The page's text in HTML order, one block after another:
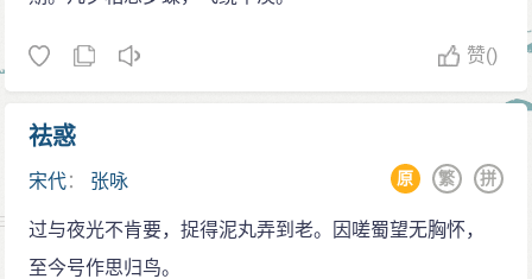
赞()
祛惑
宋代： 张咏 拼
繁
原
过与夜光不肯要，捉得泥丸弄到老。因嗟蜀望无胸怀，
至今号作思归鸟。